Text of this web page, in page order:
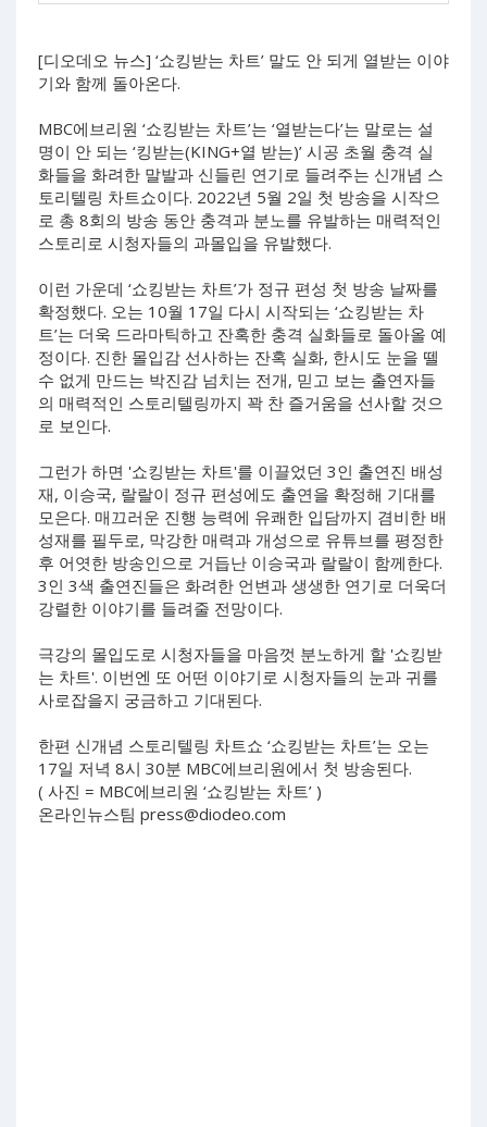
[디오데오 뉴스] ‘쇼킹받는 차트’ 말도 안 되게 열받는 이야
기와 함께 돌아온다.
MBC에브리원 ‘쇼킹받는 차트’는 ‘열받는다’는 말로는 설
명이 안 되는 ‘킹받는(KING+열 받는)’ 시공 초월 충격 실
화들을 화려한 말발과 신들린 연기로 들려주는 신개념 스
토리텔링 차트쇼이다. 2022년 5월 2일 첫 방송을 시작으
로 총 8회의 방송 동안 충격과 분노를 유발하는 매력적인
스토리로 시청자들의 과몰입을 유발했다.
이런 가운데 ‘쇼킹받는 차트’가 정규 편성 첫 방송 날짜를
확정했다. 오는 10월 17일 다시 시작되는 ‘쇼킹받는 차
트’는 더욱 드라마틱하고 잔혹한 충격 실화들로 돌아올 예
정이다. 진한 몰입감 선사하는 잔혹 실화, 한시도 눈을 뗄
수 없게 만드는 박진감 넘치는 전개, 믿고 보는 출연자들
의 매력적인 스토리텔링까지 꽉 찬 즐거움을 선사할 것으
로 보인다.
그런가 하면 '쇼킹받는 차트'를 이끌었던 3인 출연진 배성
재, 이승국, 랄랄이 정규 편성에도 출연을 확정해 기대를
모은다. 매끄러운 진행 능력에 유쾌한 입담까지 겸비한 배
성재를 필두로, 막강한 매력과 개성으로 유튜브를 평정한
후 어엿한 방송인으로 거듭난 이승국과 랄랄이 함께한다.
3인 3색 출연진들은 화려한 언변과 생생한 연기로 더욱더
강렬한 이야기를 들려줄 전망이다.
극강의 몰입도로 시청자들을 마음껏 분노하게 할 '쇼킹받
는 차트'. 이번엔 또 어떤 이야기로 시청자들의 눈과 귀를
사로잡을지 궁금하고 기대된다.
한편 신개념 스토리텔링 차트쇼 ‘쇼킹받는 차트’는 오는
17일 저녁 8시 30분 MBC에브리원에서 첫 방송된다.
( 사진 = MBC에브리원 ‘쇼킹받는 차트’ )
온라인뉴스팀 press@diodeo.com